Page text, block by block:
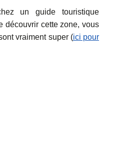
un guide touristique
découvrir cette zone, vous
vraiment super (ici pour